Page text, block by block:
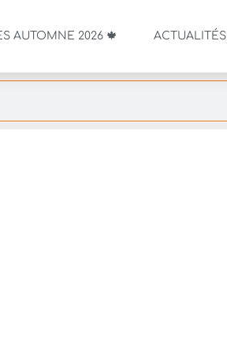
AUTOMNE 2026 🍁 ACTUALITÉS